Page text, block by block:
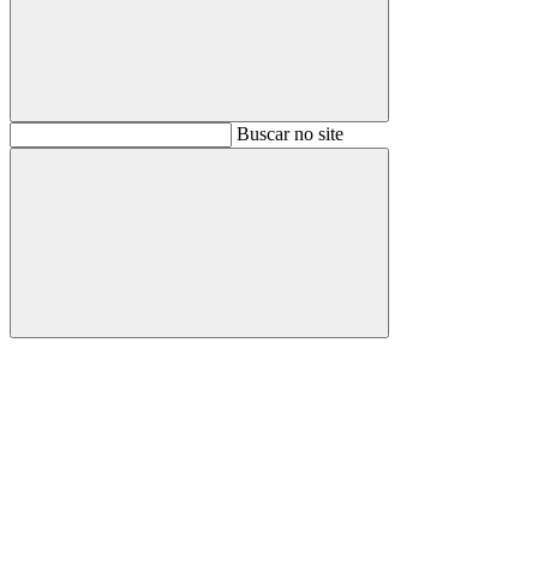
BuscarBuscar no site
Buscar